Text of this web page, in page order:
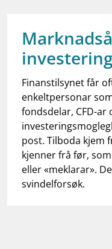
dashboardInformasjon
notifications_noneAbonner på
Finanstilsynet får
enkeltpersonar
fondsdelar, CFD-ar
post. Tilboda kjem
kjenner frå før,
eller «meklarar».
svindelforsøk.